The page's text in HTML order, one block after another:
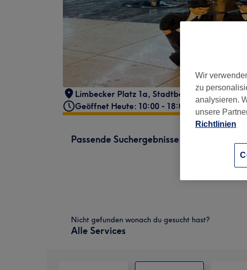
Limbecker Platz 1a, Stadtbezirk I, Essen,
Geöffnet Heute: 10:00 - 18:00
Passende Suchergebnisse
Nicht gefunden wonach du gesucht hast?
Alle Services
Wir
zu
analysieren.
unsere
Richtlinien